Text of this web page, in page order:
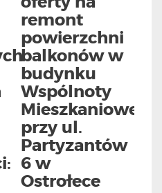
remont
powierzchni
balkonów w
budynku
Wspólnoty
Mieszkaniowej
przy ul.
Partyzantów
6 w
Ostrołece